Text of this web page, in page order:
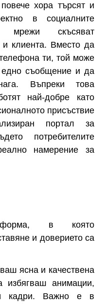
хора търсят и
в социалните
мрежи скъсяват
клиента. Вместо да
ти, той може
съобщение и да
Въпреки това
най-добре като
присъствие
портал за
потребителите
намерение за
в която
и доверието са
ясна и качествена
анимации,
кадри. Важно е в